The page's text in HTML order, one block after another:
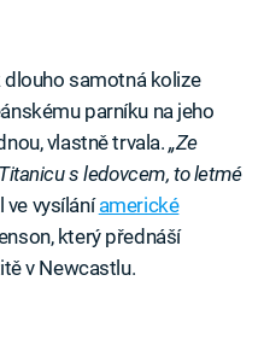
dlouho samotná kolize
parníku na jeho
vlastně trvala.„Ze
s ledovcem, to letmé
ve vysíláníamerické
který přednáší
v Newcastlu.